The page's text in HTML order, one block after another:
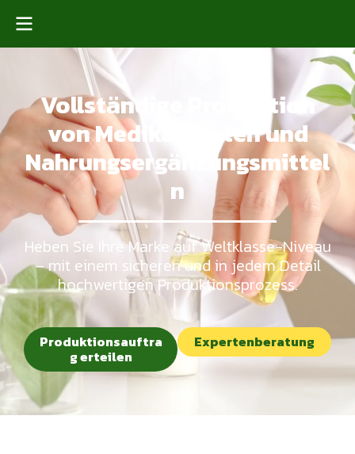
Vollständige Produktion
von Medikamenten und
Nahrungsergänzungsmittel
n
Heben Sie Ihre Marke auf Weltklasse-Niveau
– mit einem sicheren und in jedem Detail
hochwertigen Produktionsprozess.
Produktionsauftra
g erteilen
Expertenberatung